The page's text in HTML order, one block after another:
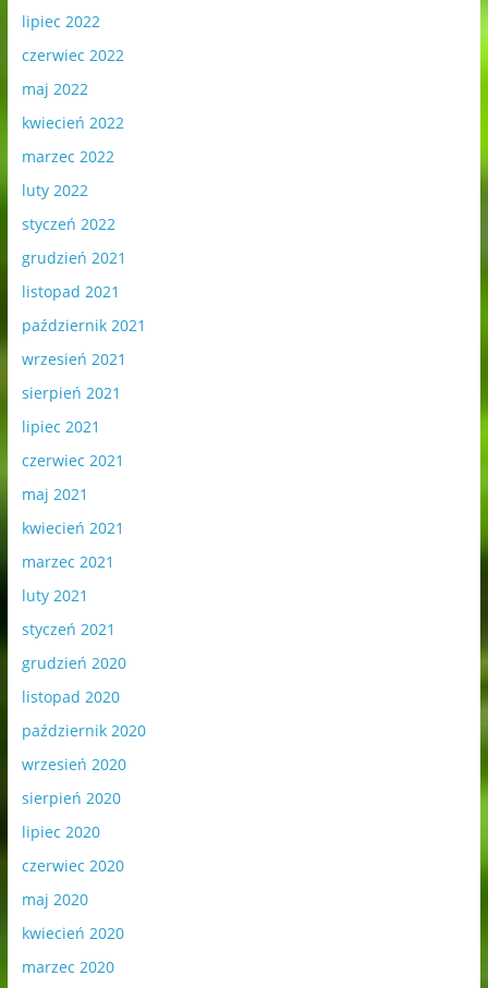
lipiec 2022
czerwiec 2022
maj 2022
kwiecień 2022
marzec 2022
luty 2022
styczeń 2022
grudzień 2021
listopad 2021
październik 2021
wrzesień 2021
sierpień 2021
lipiec 2021
czerwiec 2021
maj 2021
kwiecień 2021
marzec 2021
luty 2021
styczeń 2021
grudzień 2020
listopad 2020
październik 2020
wrzesień 2020
sierpień 2020
lipiec 2020
czerwiec 2020
maj 2020
kwiecień 2020
marzec 2020